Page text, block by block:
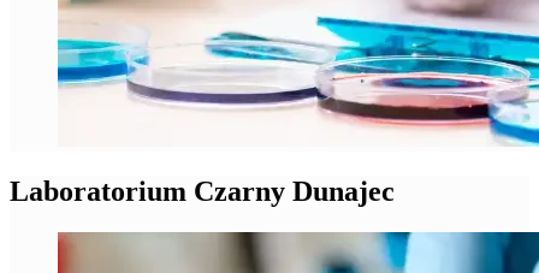
Laboratorium Czarny Dunajec